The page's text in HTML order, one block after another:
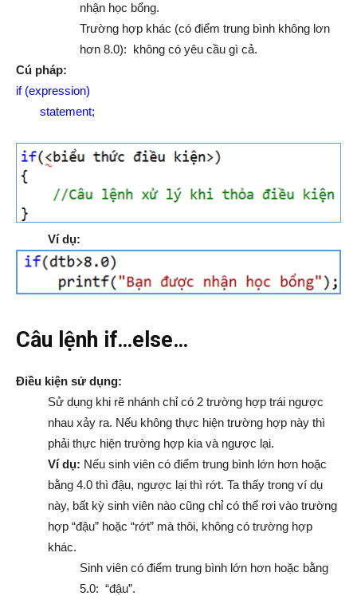
nhận học bổng.
Trường hợp khác (có điểm trung bình không lơn
hơn 8.0): không có yêu cầu gì cả.
Cú pháp:
if (expression)
statement;
Ví dụ:
Câu lệnh if…else…
Điều kiện sử dụng:
Sử dụng khi rẽ nhánh chỉ có 2 trường hợp trái ngược
nhau xảy ra. Nếu không thực hiện trường hợp này thì
phải thực hiện trường hợp kia và ngược lại.
Ví dụ: Nếu sinh viên có điểm trung bình lớn hơn hoặc
bằng 4.0 thì đậu, ngược lại thì rớt. Ta thấy trong ví dụ
này, bất kỳ sinh viên nào cũng chỉ có thể rơi vào trường
hợp “đậu” hoặc “rớt” mà thôi, không có trường hợp
khác.
Sinh viên có điểm trung bình lớn hơn hoặc bằng
5.0: “đậu”.